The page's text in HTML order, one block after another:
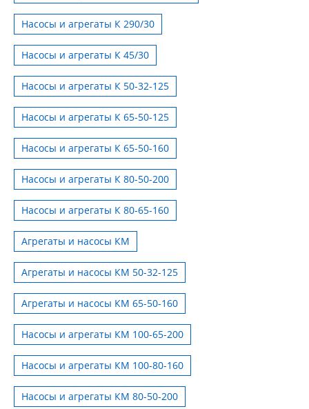
Насосы и агрегаты К 290/30
Насосы и агрегаты К 45/30
Насосы и агрегаты К 50-32-125
Насосы и агрегаты К 65-50-125
Насосы и агрегаты К 65-50-160
Насосы и агрегаты К 80-50-200
Насосы и агрегаты К 80-65-160
Агрегаты и насосы КМ
Агрегаты и насосы КМ 50-32-125
Агрегаты и насосы КМ 65-50-160
Насосы и агрегаты КМ 100-65-200
Насосы и агрегаты КМ 100-80-160
Насосы и агрегаты КМ 80-50-200